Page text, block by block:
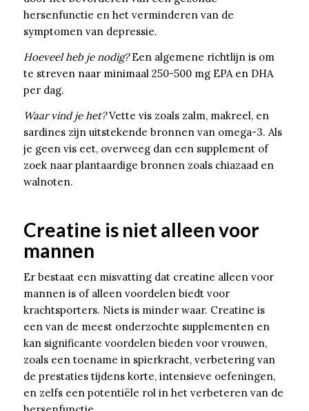
hersenfunctie en het verminderen van de
symptomen van depressie.
Hoeveel heb je nodig?Een algemene richtlijn is om
te streven naar minimaal 250-500 mg EPA en DHA
per dag.
Waar vind je het?Vette vis zoals zalm, makreel, en
sardines zijn uitstekende bronnen van omega-3. Als
je geen vis eet, overweeg dan een supplement of
zoek naar plantaardige bronnen zoals chiazaad en
walnoten.
Creatine is niet alleen voor
mannen
Er bestaat een misvatting dat creatine alleen voor
mannen is of alleen voordelen biedt voor
krachtsporters. Niets is minder waar. Creatine is
een van de meest onderzochte supplementen en
kan significante voordelen bieden voor vrouwen,
zoals een toename in spierkracht, verbetering van
de prestaties tijdens korte, intensieve oefeningen,
en zelfs een potentiële rol in het verbeteren van de